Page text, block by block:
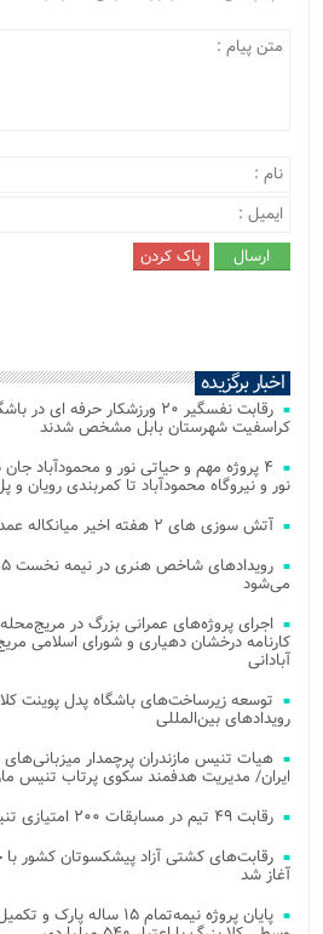
اخبار برگزیده
کراسفیت شهرستان بابل مشخص شدند
۴ پروژه مهم و حیاتی نور و محمودآباد جان
نور و نیروگاه محمودآباد تا کمربندی رویان و
آتش‌ سوزی‌ های ۲ هفته اخیر میانکاله عمدی بود
می‌شود
اجرای پروژه‌های عمرانی بزرگ در
کارنامه درخشان دهیاری و شورای اسلامی
آبادانی
توسعه زیرساخت‌های باشگاه پدل پوینت
رویدادهای بین‌المللی
هیات تنیس مازندران پرچمدار
ایران/ مدیریت هدفمند سکوی پرتاب تنیس
رقابت ۴۹ تیم در مسابقات ۲۰۰ امتیازی تنیس ساحلی کشور در مازندران
آغاز شد